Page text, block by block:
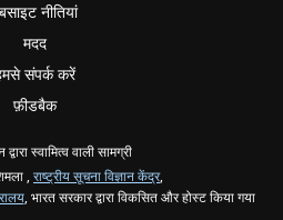
नीतियां
मदद
संपर्क करें
फ़ीडबैक
स्वामित्व वाली सामग्री
, राष्ट्रीय सूचना विज्ञान केंद्र,
, भारत सरकार द्वारा विकसित और होस्ट किया गया